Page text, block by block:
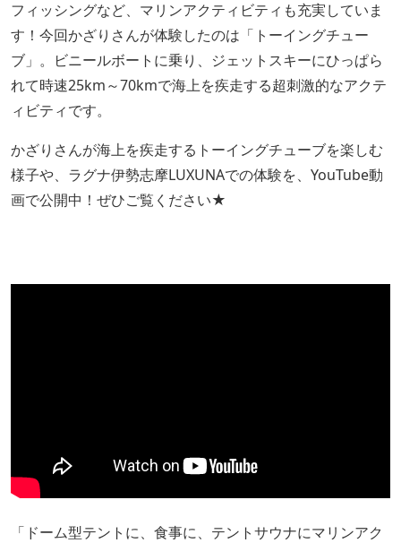
フィッシングなど、マリンアクティビティも充実していま
す！今回かざりさんが体験したのは「トーイングチュー
ブ」。ビニールボートに乗り、ジェットスキーにひっぱら
れて時速25km～70kmで海上を疾走する超刺激的なアクテ
ィビティです。
かざりさんが海上を疾走するトーイングチューブを楽しむ
様子や、ラグナ伊勢志摩LUXUNAでの体験を、YouTube動
画で公開中！ぜひご覧ください★
「ドーム型テントに、食事に、テントサウナにマリンアク